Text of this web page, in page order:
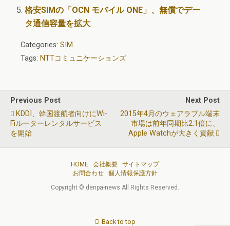
格安SIMの「OCN モバイル ONE」、無償でデー
タ通信容量を拡大
Categories: SIM
Tags: NTTコミュニケーションズ
Previous Post
KDDI、韓国渡航者向けにWi-
Fiルーターレンタルサービス
を開始
Next Post
2015年4月のウェアラブル端末
市場は前年同期比2.1倍に、
Apple Watchが大きく貢献
HOME 会社概要
サイトマップ
お問合わせ
個人情報保護方針
Copyright © denpa-news All Rights Reserved.
Back to top